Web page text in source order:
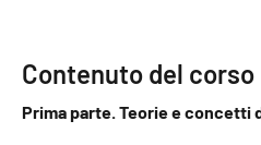
Contenuto del corso
Prima parte. Teorie e concetti